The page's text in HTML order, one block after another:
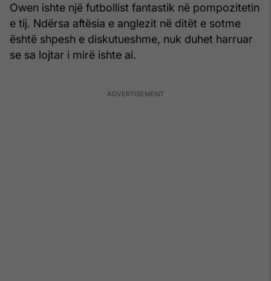
Owen ishte një futbollist fantastik në pompozitetin
e tij. Ndërsa aftësia e anglezit në ditët e sotme
është shpesh e diskutueshme, nuk duhet harruar
se sa lojtar i mirë ishte ai.